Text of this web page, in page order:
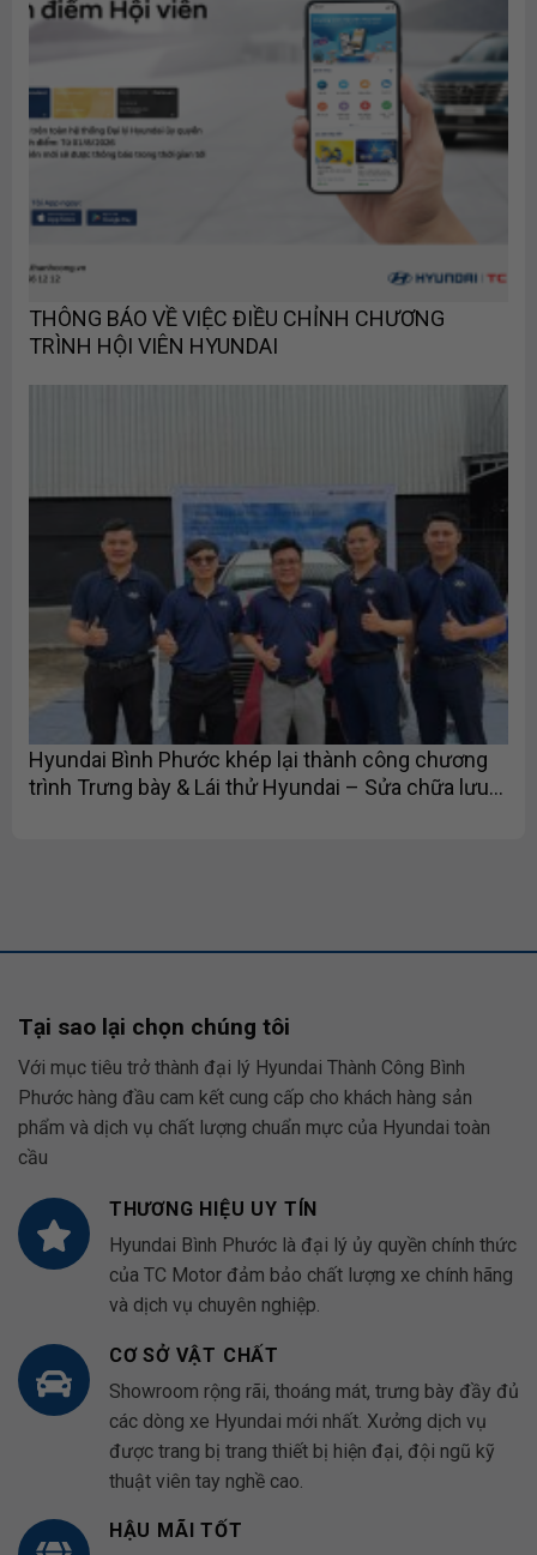
THÔNG BÁO VỀ VIỆC ĐIỀU CHỈNH CHƯƠNG
TRÌNH HỘI VIÊN HYUNDAI
Hyundai Bình Phước khép lại thành công chương
trình Trưng bày & Lái thử Hyundai – Sửa chữa lưu
Tại sao lại chọn chúng tôi
Với mục tiêu trở thành đại lý Hyundai Thành Công Bình
Phước hàng đầu cam kết cung cấp cho khách hàng sản
phẩm và dịch vụ chất lượng chuẩn mực của Hyundai toàn
cầu
THƯƠNG HIỆU UY TÍN
Hyundai Bình Phước là đại lý ủy quyền chính thức
của TC Motor đảm bảo chất lượng xe chính hãng
và dịch vụ chuyên nghiệp.
CƠ SỞ VẬT CHẤT
Showroom rộng rãi, thoáng mát, trưng bày đầy đủ
các dòng xe Hyundai mới nhất. Xưởng dịch vụ
được trang bị trang thiết bị hiện đại, đội ngũ kỹ
thuật viên tay nghề cao.
HẬU MÃI TỐT